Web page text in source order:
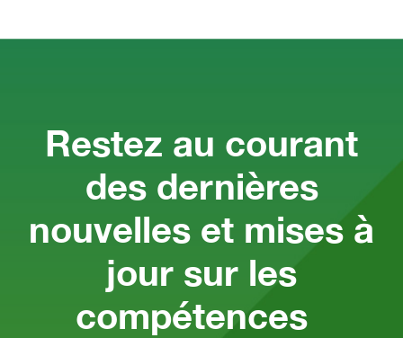
Restez au courant
des dernières
nouvelles et mises à
jour sur les
compétences